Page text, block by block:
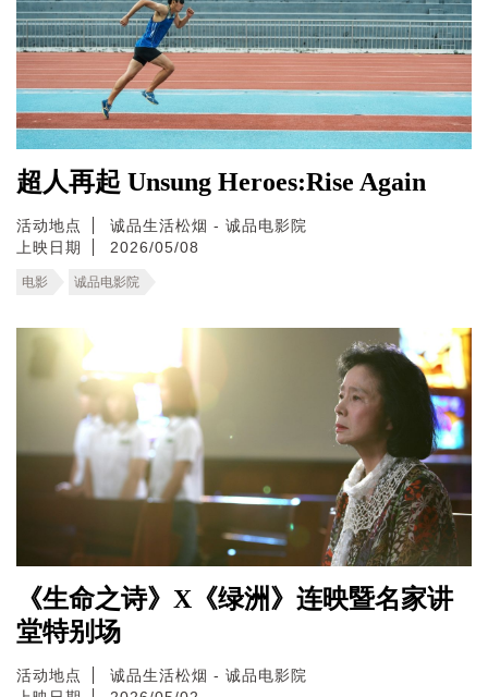
超人再起 Unsung Heroes:Rise Again
活动地点
诚品生活松烟 - 诚品电影院
上映日期
2026/05/08
电影 诚品电影院
《生命之诗》X《绿洲》连映暨名家讲
堂特别场
活动地点
诚品生活松烟 - 诚品电影院